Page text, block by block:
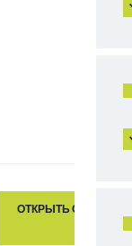
ОТКРЫТЬ СЧЁТ